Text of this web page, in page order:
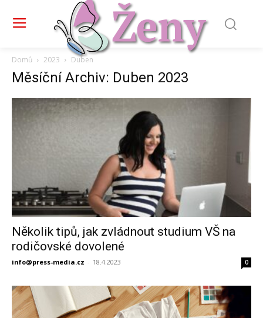
Domů 2023 Duben
Měsíční Archiv: Duben 2023
Několik tipů, jak zvládnout studium VŠ na
rodičovské dovolené
info@press-media.cz - 18.4.2023 0